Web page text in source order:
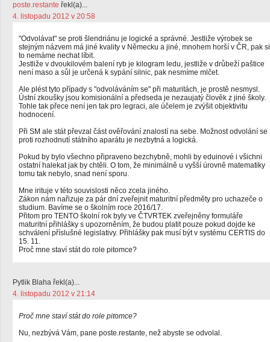
poste.restante řekl(a)...
4. listopadu 2012 v 20:58
"Odvolávat" se proti šlendriánu je logické a správné. Jestliže výrobek se
stejným názvem má jiné kvality v Německu a jiné, mnohem horší v ČR, pak si
to nemáme nechat líbit.
Jestliže v dvoukilovém balení ryb je kilogram ledu, jestliže v drůbeží paštice
není maso a sůl je určená k sypání silnic, pak nesmíme mlčet.
Ale plést tyto případy s "odvoláváním se" při maturitách, je prostě nesmysl.
Ústní zkoušky jsou komisionální a předseda je nezaujatý člověk z jiné školy.
Tohle tak přece není jen tak pro legraci, ale účelem je zvýšit objektivitu
hodnocení.
Při SM ale stát převzal část ověřování znalostí na sebe. Možnost odvolání se
proti rozhodnutí státního aparátu je nezbytná a logická.
Pokud by bylo všechno připraveno bezchybně, mohli by eduinové i všichni
ostatní halekat jak by chtěli. O tom, že minimálně u vyšší úrovně matematiky
tomu tak nebylo, snad není sporu.
Mne irituje v této souvislosti něco zcela jiného.
Zákon nám nařizuje za pár dní zveřejnit maturitní předměty pro uchazeče o
studium. Bavíme se o školním roce 2016/17.
Přitom pro TENTO školní rok byly ve ČTVRTEK zveřejněny formuláře
maturitní přihlášky s upozorněním, že budou platit pouze pokud dojde ke
schválení příslušné legislativy. Přihlášky pak musí být v systému CERTIS do
15. 11.
Proč mne staví stát do role pitomce?
Pytlik Blaha řekl(a)...
4. listopadu 2012 v 21:14
Proč mne staví stát do role pitomce?
Nu, nezbývá Vám, pane poste.restante, než abyste se odvolal.